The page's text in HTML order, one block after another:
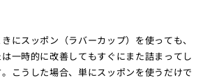
にスッポン（ラバーカップ）を使っても、
一時的に改善してもすぐにまた詰まってし
こうした場合、単にスッポンを使うだけで